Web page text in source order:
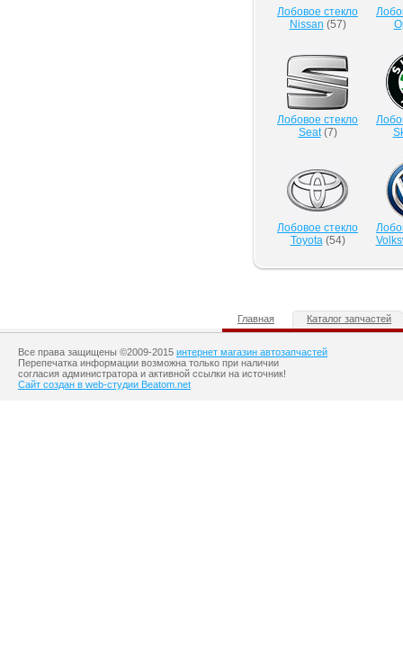
Лобовое стекло
Nissan (57)
Лобовое стекло
Seat(7)
Лобовое стекло
Toyota(54)
Главная Каталог запчастей
Все права защищены ©2009-2015 интернет магазин автозапчастей
Перепечатка информации возможна только при наличии
согласия администратора и активной ссылки на источник!
Сайт создан в web-студии Beatom.net